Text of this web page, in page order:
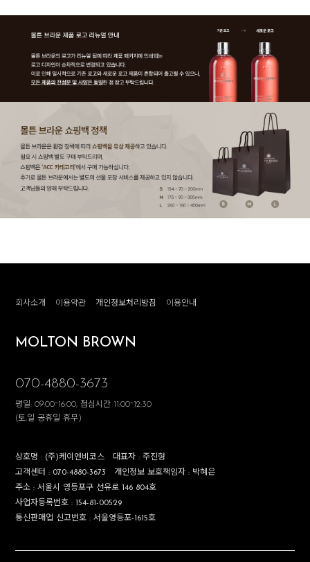
회사소개 이용약관 개인정보처리방침 이용안내
MOLTON BROWN
070-4880-3673
평일: 09:00~16:00, 점심시간 11:00~12:30
(토,일 공휴일 휴무)
상호명 :(주)케이엔비코스 대표자 :주진형
고객센터 : 070-4880-3673 개인정보 보호책임자 : 박혜은
주소 :서울시 영등포구 선유로 146 804호
사업자등록번호 : 154-81-00529
통신판매업 신고번호 :서울영등포-1615호